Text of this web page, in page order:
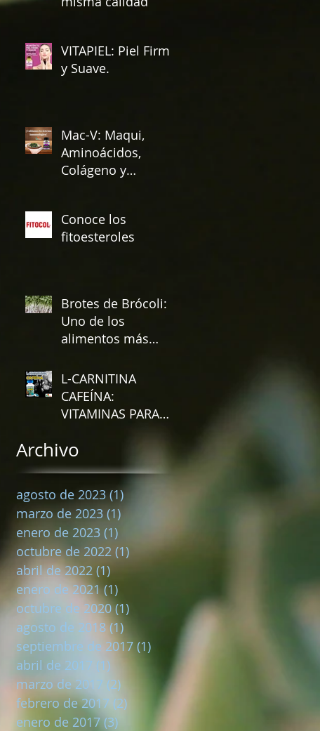
VITAPIEL: Piel Firme
y Suave.
Mac-V: Maqui,
Aminoácidos,
Colágeno y
Conoce los
fitoesteroles
Brotes de Brócoli:
Uno de los
alimentos más
naturaleza que
previene y combate
el cánc
L-CARNITINA
CAFEÍNA:
VITAMINAS PARA
RENDIMIENTO
DEPORTIVO
Archivo
agosto de 2023 (1)
marzo de 2023 (1)
enero de 2023 (1)
octubre de 2022 (1) 1 entrada
abril de 2022 (1)
enero de 2021 (1)
octubre de 2020 (1)
agosto de 2018 (1)
septiembre de 2017 (1)
abril de 2017 (1)
marzo de 2017 (2) 2 entradas
febrero de 2017 (2) 2 entradas
enero de 2017 (3)